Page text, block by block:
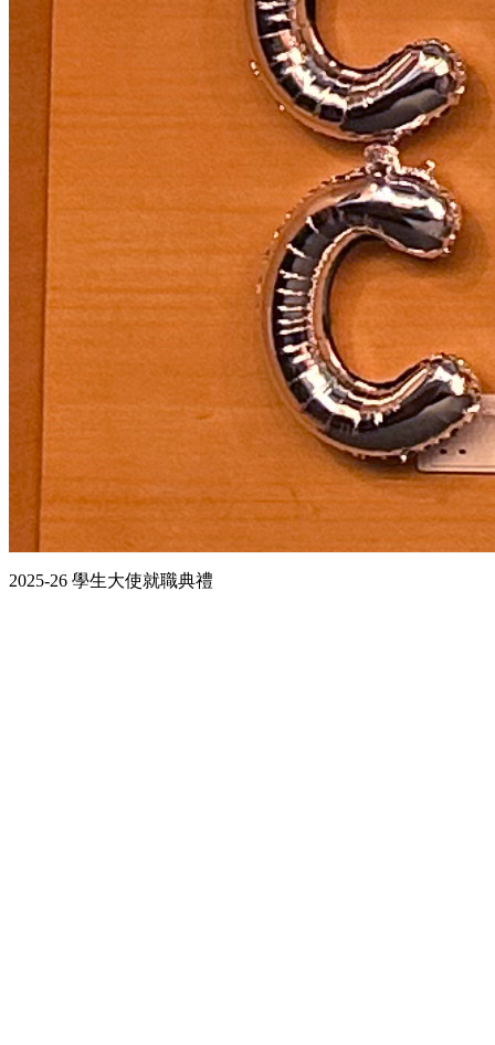
2025-26 學生大使就職典禮